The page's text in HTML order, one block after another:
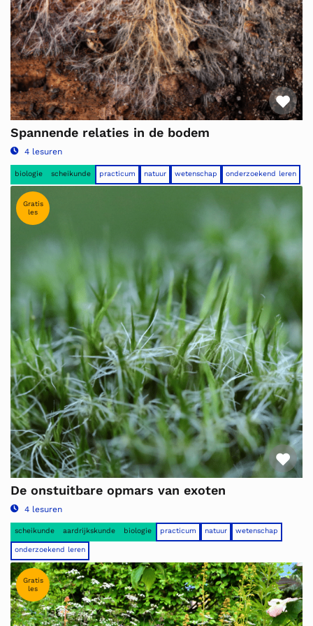
Spannende relaties in de bodem
4 lesuren
biologie scheikunde practicum natuur wetenschap onderzoekend leren
Gratis
les
De onstuitbare opmars van exoten
4 lesuren
scheikunde aardrijkskunde biologie practicum natuur wetenschap
onderzoekend leren
Gratis
les